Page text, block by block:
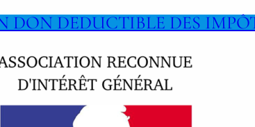
DON DEDUCTIBLE DES